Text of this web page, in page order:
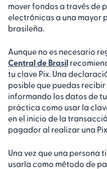
mover fondos a través de
electrónicas a una mayor
brasileña.
Aunque no es necesario
Central de Brasil
tu clave Pix. Una
posible que puedas
informando los datos de
práctica como usar la
en el inicio de la
pagador al realizar una
Una vez que una persona
usarla como método de